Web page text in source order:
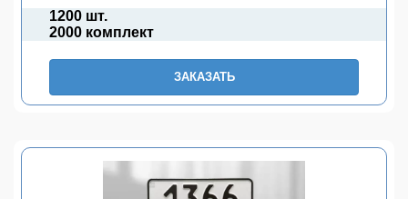
1200 шт.
2000 комплект
ЗАКАЗАТЬ